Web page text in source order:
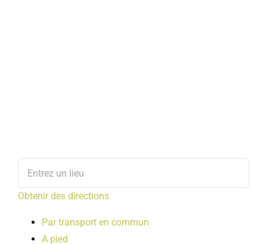
Obtenir des directions
Par transport en commun
A pied